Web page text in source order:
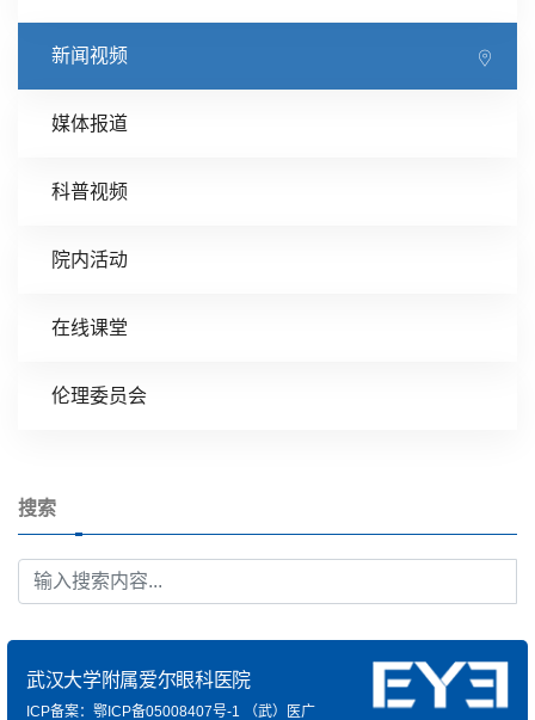
新闻视频
媒体报道
科普视频
院内活动
在线课堂
伦理委员会
搜索
武汉大学附属爱尔眼科医院
ICP备案：鄂ICP备05008407号-1 （武）医广